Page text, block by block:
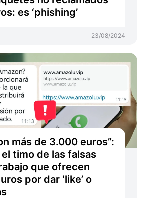
es ‘phishing’
23/08/2024
más de 3.000 euros”:
timo de las falsas
que ofrecen
por dar ‘like’ o